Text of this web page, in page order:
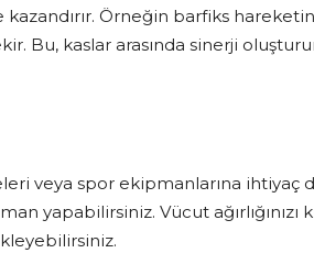
Örneğin barfiks
Bu, kaslar arasında sinerji
veya spor ekipmanlarına ihtiyaç
yapabilirsiniz. Vücut ağırlığınızı